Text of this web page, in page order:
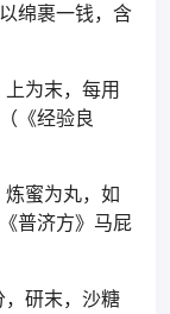
绵裹一钱，含
为末，每用
《经验良
蜜为丸，如
普济方》马屁
研末，沙糖